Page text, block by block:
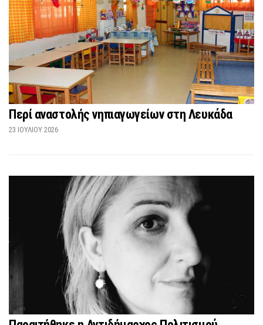
Περί αναστολής νηπιαγωγείων στη Λευκάδα
23 ΙΟΥΛΊΟΥ 2026